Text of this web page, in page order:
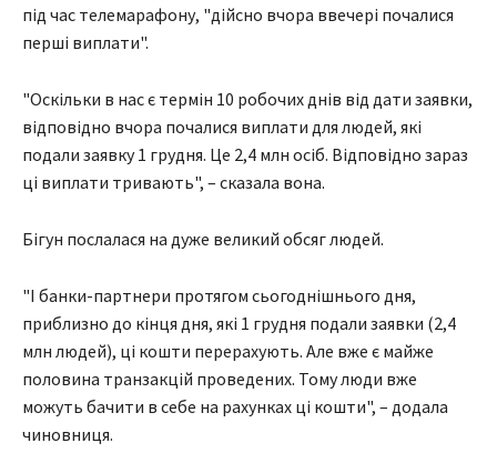
під час телемарафону, "дійсно вчора ввечері почалися
перші виплати".
"Оскільки в нас є термін 10 робочих днів від дати заявки,
відповідно вчора почалися виплати для людей, які
подали заявку 1 грудня. Це 2,4 млн осіб. Відповідно зараз
ці виплати тривають", – сказала вона.
Бігун послалася на дуже великий обсяг людей.
"І банки-партнери протягом сьогоднішнього дня,
приблизно до кінця дня, які 1 грудня подали заявки (2,4
млн людей), ці кошти перерахують. Але вже є майже
половина транзакцій проведених. Тому люди вже
можуть бачити в себе на рахунках ці кошти", – додала
чиновниця.